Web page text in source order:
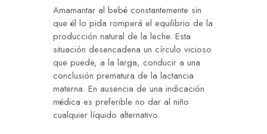
Amamantar al bebé constantemente sin
que él lo pida romperá el equilibrio de la
producción natural de la leche. Esta
situación desencadena un círculo vicioso
que puede, a la larga, conducir a una
conclusión prematura de la lactancia
materna. En ausencia de una indicación
médica es preferible no dar al niño
cualquier líquido alternativo.